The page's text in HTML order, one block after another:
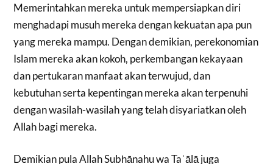
Memerintahkan mereka untuk mempersiapkan diri
menghadapi musuh mereka dengan kekuatan apa pun
yang mereka mampu. Dengan demikian, perekonomian
Islam mereka akan kokoh, perkembangan kekayaan
dan pertukaran manfaat akan terwujud, dan
kebutuhan serta kepentingan mereka akan terpenuhi
dengan wasilah-wasilah yang telah disyariatkan oleh
Allah bagi mereka.
Demikian pula Allah Subẖānahu wa Taʿālā juga